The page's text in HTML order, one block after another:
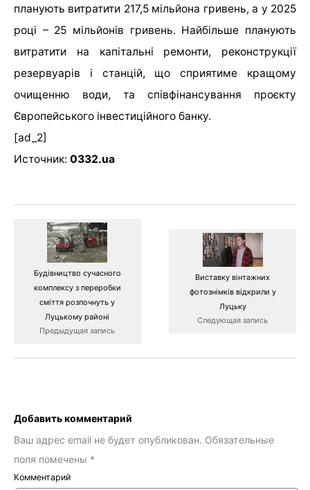
планують витратити 217,5 мільйона гривень, а у 2025
році – 25 мільйонів гривень. Найбільше планують
витратити на капітальні ремонти, реконструкції
резервуарів і станцій, що сприятиме кращому
очищенню води, та співфінансування проєкту
Європейського інвестиційного банку.
[ad_2]
Источник: 0332.ua
Будівництво сучасного
комплексу з переробки
сміття розпочнуть у
Луцькому районі
Предыдущая запись
Виставку вінтажних
фотознімків відкрили у
Луцьку
Следующая запись
Добавить комментарий
Ваш адрес email не будет опубликован. Обязательные
поля помечены *
Комментарий